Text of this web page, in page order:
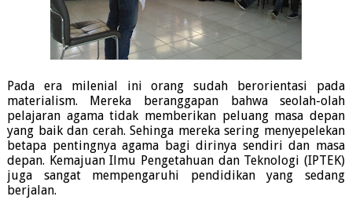
Pada era milenial ini orang sudah berorientasi pada
materialism. Mereka beranggapan bahwa seolah-olah
pelajaran agama tidak memberikan peluang masa depan
yang baik dan cerah. Sehinga mereka sering menyepelekan
betapa pentingnya agama bagi dirinya sendiri dan masa
depan. Kemajuan Ilmu Pengetahuan dan Teknologi (IPTEK)
juga sangat mempengaruhi pendidikan yang sedang
berjalan.